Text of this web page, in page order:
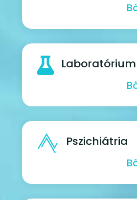
 Laboratórium
 Pszichiátria